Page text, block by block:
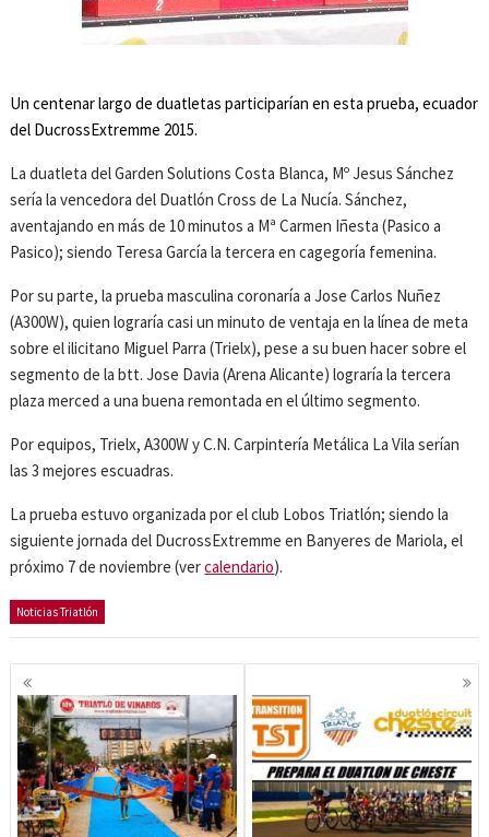
Un centenar largo de duatletas participarían en esta prueba, ecuador
del DucrossExtremme 2015.
La duatleta del Garden Solutions Costa Blanca, Mº Jesus Sánchez
sería la vencedora del Duatlón Cross de La Nucía. Sánchez,
aventajando en más de 10 minutos a Mª Carmen Iñesta (Pasico a
Pasico); siendo Teresa García la tercera en cagegoría femenina.
Por su parte, la prueba masculina coronaría a Jose Carlos Nuñez
(A300W), quien lograría casi un minuto de ventaja en la línea de meta
sobre el ilicitano Miguel Parra (Trielx), pese a su buen hacer sobre el
segmento de la btt. Jose Davia (Arena Alicante) lograría la tercera
plaza merced a una buena remontada en el último segmento.
Por equipos, Trielx, A300W y C.N. Carpintería Metálica La Vila serían
las 3 mejores escuadras.
La prueba estuvo organizada por el club Lobos Triatlón; siendo la
siguiente jornada del DucrossExtremme en Banyeres de Mariola, el
próximo 7 de noviembre (vercalendario).
Noticias Triatlón
Navegación
de
entradas